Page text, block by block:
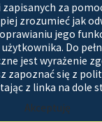
za
zrozumieć jak
jego
Do
jest wyrażenie
zapoznać się z
z linka na dole
Akceptuję